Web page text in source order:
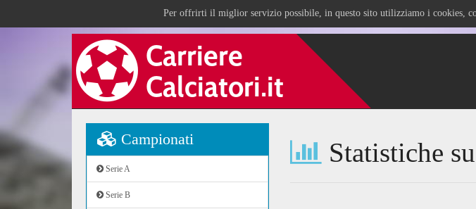
Per offrirti il miglior servizio possibile, in questo sito utilizziamo i cookies,
Campionati
Serie A
Serie B
Statistiche